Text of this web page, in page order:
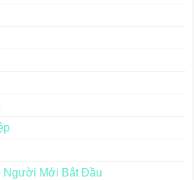
Người Mới Bắt Đầu